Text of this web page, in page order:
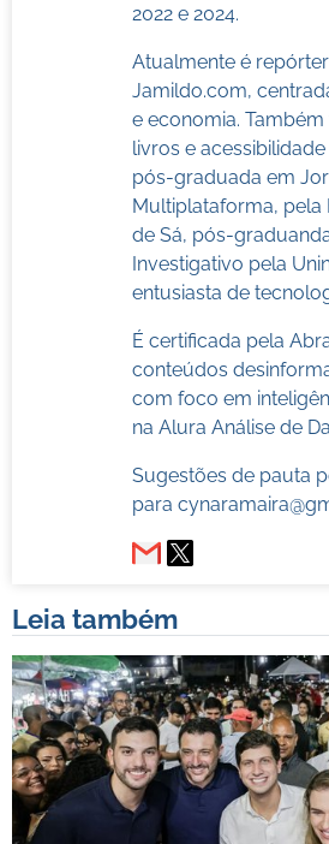
2022 e 2024.
Atualmente é
Jamildo.com,
e economia.
livros e
pós-graduada em
Multiplataforma, pela
de Sá, pós-
Investigativo pela
entusiasta de
É certificada pela
conteúdos
com foco em
na Alura Análise de
Sugestões de pauta
para
Leia também